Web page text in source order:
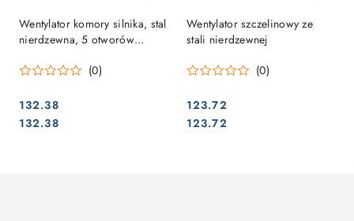
Wentylator komory silnika, stal
nierdzewna, 5 otworów
(0)
Cena:
132.38
Cena:
132.38
Wentylator szczelinowy ze
stali nierdzewnej
(0)
Cena:
123.72
Cena:
123.72